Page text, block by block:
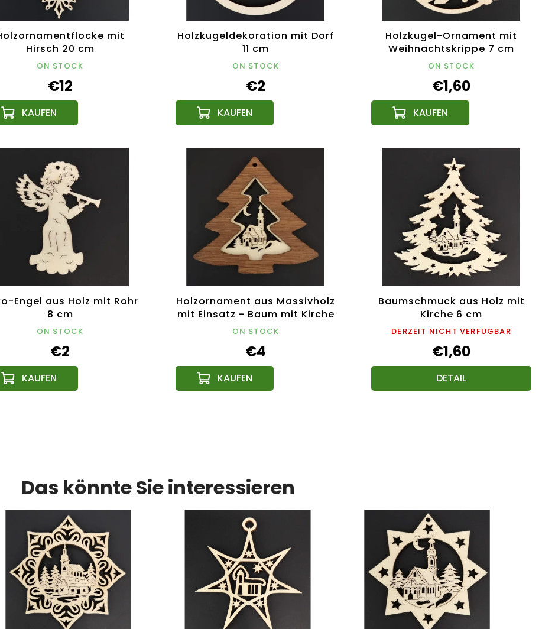
mit
Hirsch 20 cm
ON STOCK
€12
Holzkugeldekoration mit Dorf
11 cm
ON STOCK
€2
Holzkugel-Ornament mit
Weihnachtskrippe 7 cm
ON STOCK
€1,60
Engel aus Holz mit Rohr
8 cm
ON STOCK
€2
Holzornament aus Massivholz
mit Einsatz - Baum mit Kirche
8 cm
ON STOCK
€4
Baumschmuck aus Holz mit
Kirche 6 cm
DERZEIT NICHT VERFÜGBAR
€1,60
DETAIL
Das könnte Sie interessieren